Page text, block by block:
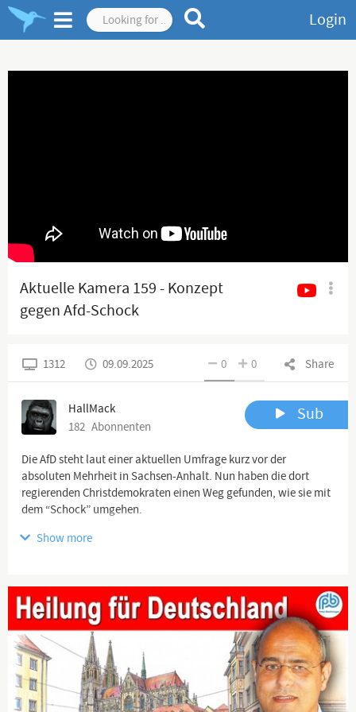
Login
Aktuelle Kamera 159 - Konzept
gegen Afd-Schock
Share
0 0
1312 09.09.2025
HallMack
182 Abonnenten
Sub
Die AfD steht laut einer aktuellen Umfrage kurz vor der
absoluten Mehrheit in Sachsen-Anhalt. Nun haben die dort
regierenden Christdemokraten einen Weg gefunden, wie sie mit
dem “Schock” umgehen.
Ich freue mich sehr auf das Feedback von euch. BITTE TEILT
mein Video so oft ihr könnt! Ein herzliches Dankeschön an jeden,
der meine Arbeit freiwillig finanziell unterstützt und somit
weiterhin ermöglicht.
Aufhttps://hallmack.net/index.php/spendenfindet ihr viele
Möglichkeiten mich zu unterstützen (via Paypal, Bank etc.).
Hilf mir:https://www.paypal.com/donate/?hosted_button_...
Show more